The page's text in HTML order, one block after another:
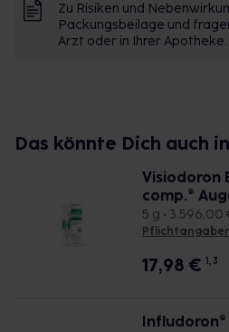
Zu Risiken und
Packungsbeilage und
Arzt oder in Ihrer Apotheke.
Das könnte Dich auch
Visiodoron
comp.®
5 g • 3.596,00
17,98 € 1, 3
Infludoron®